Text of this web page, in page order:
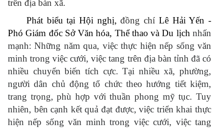
trên địa bàn xã.
Phát biểu tại Hội nghị,đồng chí Lê Hải Yến -
Phó Giám đốc Sở Văn hóa, Thể thao và Du lịch nhấn
mạnh: Những năm qua, việc thực hiện nếp sống văn
minh trong việc cưới, việc tang trên địa bàn tỉnh đã có
nhiều chuyển biến tích cực. Tại nhiều xã, phường,
người dân chủ động tổ chức theo hướng tiết kiệm,
trang trọng, phù hợp với thuần phong mỹ tục. Tuy
nhiên, bên cạnh kết quả đạt được, việc triển khai thực
hiện nếp sống văn minh trong việc cưới, việc tang